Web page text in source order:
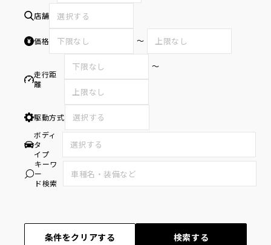
店舗 選択する
価格 〜
走行距
離
〜
駆動方式
ボディ
タ
イプ
キーワ
ー
ド検索
条件をクリアする 検索する